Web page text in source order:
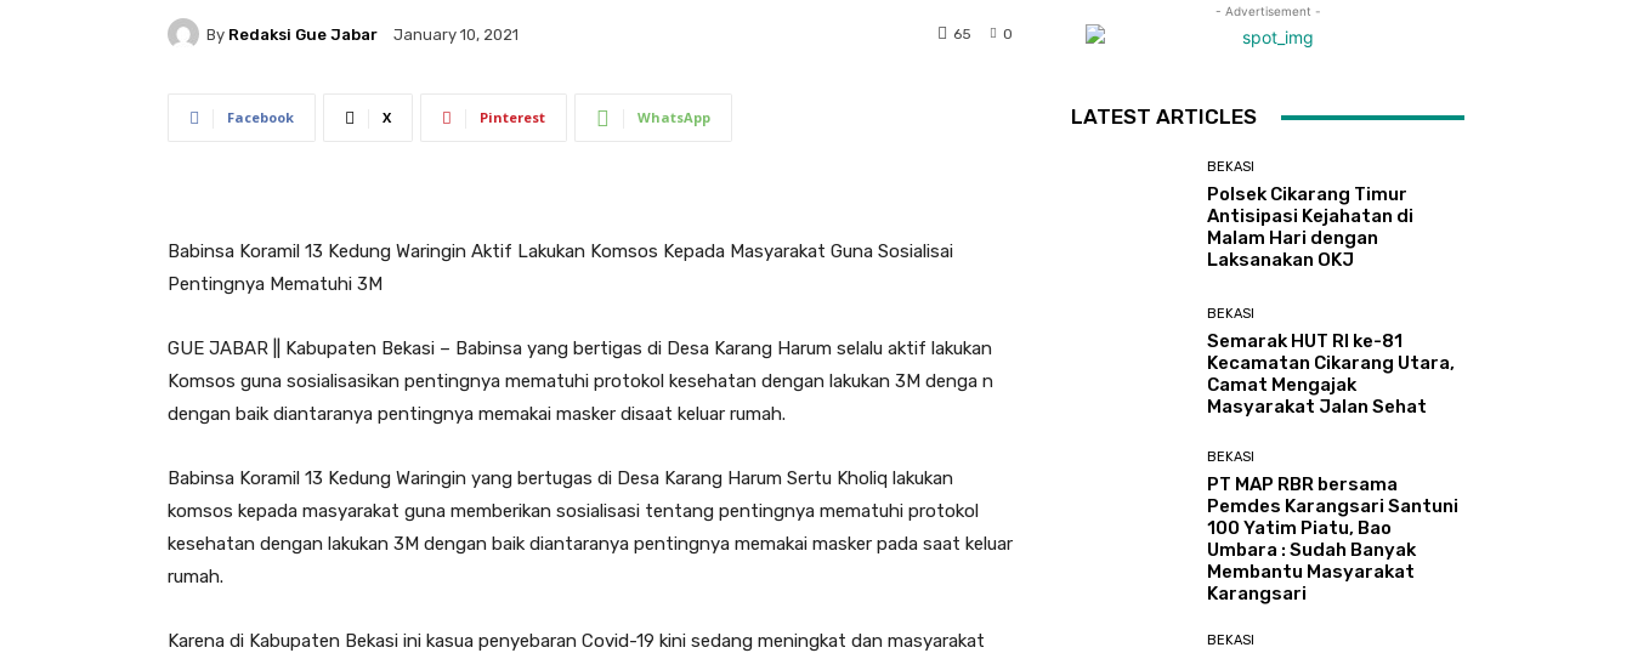
By Redaksi Gue Jabar January 10, 2021 0
65
Facebook X Pinterest WhatsApp
Babinsa Koramil 13 Kedung Waringin Aktif Lakukan Komsos Kepada Masyarakat Guna Sosialisai
Pentingnya Mematuhi 3M
GUE JABAR || Kabupaten Bekasi – Babinsa yang bertigas di Desa Karang Harum selalu aktif lakukan
Komsos guna sosialisasikan pentingnya mematuhi protokol kesehatan dengan lakukan 3M denga n
dengan baik diantaranya pentingnya memakai masker disaat keluar rumah.
Babinsa Koramil 13 Kedung Waringin yang bertugas di Desa Karang Harum Sertu Kholiq lakukan
komsos kepada masyarakat guna memberikan sosialisasi tentang pentingnya mematuhi protokol
kesehatan dengan lakukan 3M dengan baik diantaranya pentingnya memakai masker pada saat keluar
rumah.
Karena di Kabupaten Bekasi ini kasua penyebaran Covid-19 kini sedang meningkat dan masyarakat
- Advertisement -
LATEST ARTICLES
BEKASI
Polsek Cikarang Timur
Antisipasi Kejahatan di
Malam Hari dengan
Laksanakan OKJ
BEKASI
Semarak HUT RI ke-81
Kecamatan Cikarang Utara,
Camat Mengajak
Masyarakat Jalan Sehat
BEKASI
PT MAP RBR bersama
Pemdes Karangsari Santuni
100 Yatim Piatu, Bao
Umbara : Sudah Banyak
Membantu Masyarakat
Karangsari
BEKASI